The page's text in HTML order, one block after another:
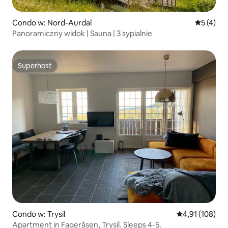
Condo w: Nord-Aurdal Średnia
5 (4)
Panoramiczny widok | Sauna | 3 sypialnie
Superhost
Superhost
Condo w: Trysil Średnia
4,91 (108)
Apartment in Fageråsen, Trysil. Sleeps 4-5.